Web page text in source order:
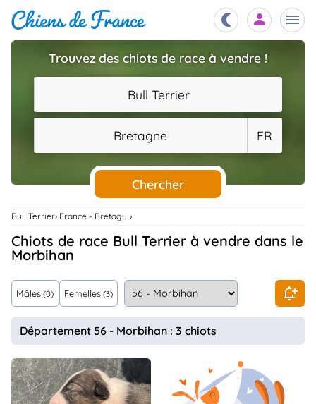
Chiots
Éleveurs
Étalons
Chiens
Services
..
Assurances
Connexion
Trouvez des chiots de race à vendre !
Bull Terrier
Bretagne FR
Chercher
Bull Terrier France - Bretagne
Chiots de race Bull Terrier à vendre dans le
Morbihan
Mâles (0) Femelles (3)
Département 56 - Morbihan : 3 chiots